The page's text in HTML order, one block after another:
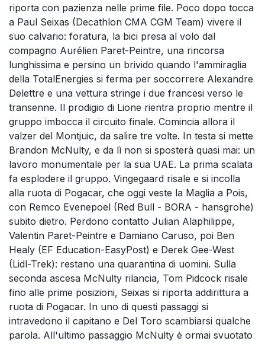
riporta con pazienza nelle prime file. Poco dopo tocca
a Paul Seixas (Decathlon CMA CGM Team) vivere il
suo calvario: foratura, la bici presa al volo dal
compagno Aurélien Paret-Peintre, una rincorsa
lunghissima e persino un brivido quando l'ammiraglia
della TotalEnergies si ferma per soccorrere Alexandre
Delettre e una vettura stringe i due francesi verso le
transenne. Il prodigio di Lione rientra proprio mentre il
gruppo imbocca il circuito finale. Comincia allora il
valzer del Montjuic, da salire tre volte. In testa si mette
Brandon McNulty, e da lì non si sposterà quasi mai: un
lavoro monumentale per la sua UAE. La prima scalata
fa esplodere il gruppo. Vingegaard risale e si incolla
alla ruota di Pogacar, che oggi veste la Maglia a Pois,
con Remco Evenepoel (Red Bull - BORA - hansgrohe)
subito dietro. Perdono contatto Julian Alaphilippe,
Valentin Paret-Peintre e Damiano Caruso, poi Ben
Healy (EF Education-EasyPost) e Derek Gee-West
(Lidl-Trek): restano una quarantina di uomini. Sulla
seconda ascesa McNulty rilancia, Tom Pidcock risale
fino alle prime posizioni, Seixas si riporta addirittura a
ruota di Pogacar. In uno di questi passaggi si
intravedono il capitano e Del Toro scambiarsi qualche
parola. All'ultimo passaggio McNulty è ormai svuotato